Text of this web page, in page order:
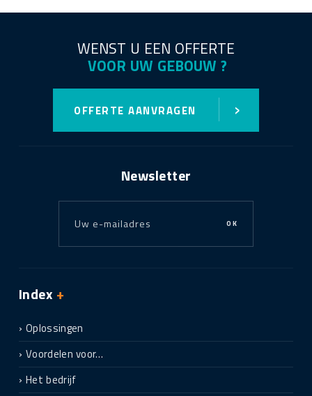
WENST U EEN OFFERTE
VOOR UW GEBOUW ?
OFFERTE AANVRAGEN ›
Newsletter
OK
Index +
Oplossingen
Voordelen voor…
Het bedrijf